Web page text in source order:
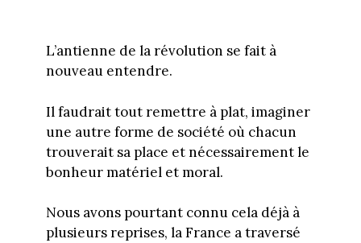
L’antienne de la révolution se fait à
nouveau entendre.
Il faudrait tout remettre à plat, imaginer
une autre forme de société où chacun
trouverait sa place et nécessairement le
bonheur matériel et moral.
Nous avons pourtant connu cela déjà à
plusieurs reprises, la France a traversé